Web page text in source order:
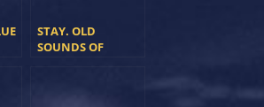
STAY. OLD
SOUNDS OF